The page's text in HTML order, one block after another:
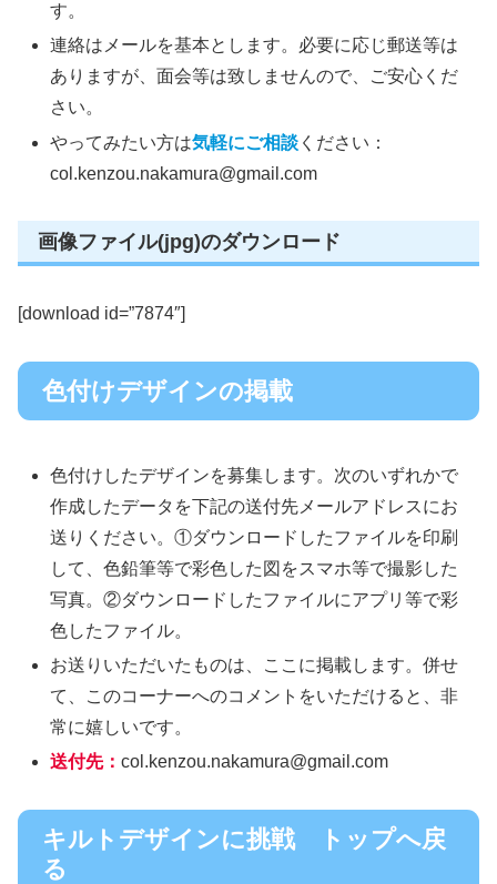
す。
連絡はメールを基本とします。必要に応じ郵送等は
ありますが、面会等は致しませんので、ご安心くだ
さい。
やってみたい方は気軽にご相談 ください：
col.kenzou.nakamura@gmail.com
画像ファイル(jpg)のダウンロード
[download id=”7874″]
色付けデザインの掲載
色付けしたデザインを募集します。次のいずれかで
作成したデータを下記の送付先メールアドレスにお
送りください。①ダウンロードしたファイルを印刷
して、色鉛筆等で彩色した図をスマホ等で撮影した
写真。②ダウンロードしたファイルにアプリ等で彩
色したファイル。
お送りいただいたものは、ここに掲載します。併せ
て、このコーナーへのコメントをいただけると、非
常に嬉しいです。
送付先：col.kenzou.nakamura@gmail.com
キルトデザインに挑戦 トップへ戻
る